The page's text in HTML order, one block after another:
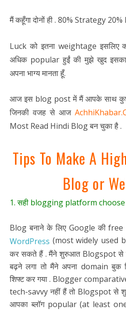
मैं कहूँगा दोनों ही . 80% Strategy 20%
Luck को इतना weightage इसलिए
अधिक popular हुईं की मुझे खुद
अपना भाग्य मानता हूँ.
आज इस blog post में मैं आपके साथ कुछ
जिनकी वजह से आज
Most Read Hindi Blog बन चुका है .
Tips To Make A
Blog or
1. सही blogging platform choose
Blog बनाने के लिए Google की
WordPress (most widely used
कर सकते हैं . मैंने शुरुआत Blogspot से
बढ़ने लगा तो मैंने अपना domain बुक
शिफ्ट कर गया . Blogger
tech-savvy नहीं हैं तो Blogspot से
आपका ब्लॉग popular (at least